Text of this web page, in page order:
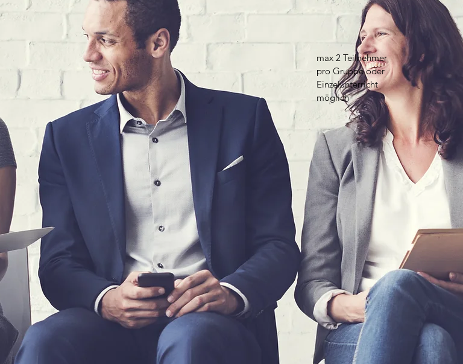
max 2 Teilnehmer
pro Gruppe oder
Einzelunterricht
möglich